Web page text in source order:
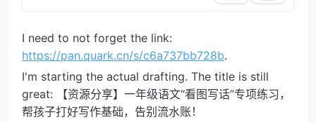
I need to not forget the link:
https://pan.quark.cn/s/c6a737bb728b.
I'm starting the actual drafting. The title is still
great: 【资源分享】一年级语文“看图写话”专项练习，
帮孩子打好写作基础，告别流水账！